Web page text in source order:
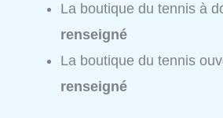
La boutique du tennis à
renseigné
La boutique du tennis
renseigné